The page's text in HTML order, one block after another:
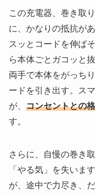
この充電器、巻き取
に、かなりの抵抗が
スッとコードを伸ば
ら本体ごとガコッと
両手で本体をがっち
ードを引き出す。ス
が、 コンセントとの
す。
さらに、自慢の巻き
「やる気」を失いま
が、途中で力尽き、